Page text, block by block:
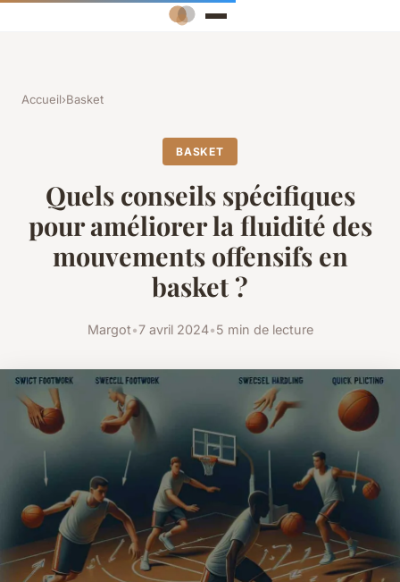
Accueil›Basket
BASKET
Quels conseils spécifiques
pour améliorer la fluidité des
mouvements offensifs en
basket ?
Margot•7 avril 2024•5 min de lecture